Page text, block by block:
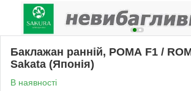
Баклажан ранній, РОМА F1 /
Sakata (Японія)
В наявності